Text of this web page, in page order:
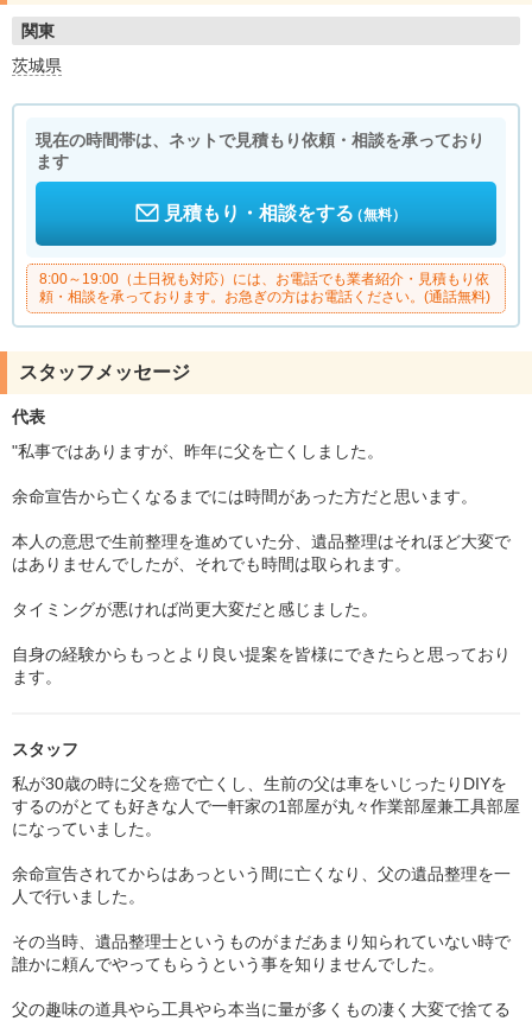
関東
茨城県
現在の時間帯は、ネットで見積もり依頼・相談を承っており
ます
見積もり・相談をする（無料）
8:00～19:00（土日祝も対応）には、お電話でも業者紹介・見積もり依
頼・相談を承っております。お急ぎの方はお電話ください。(通話無料)
スタッフメッセージ
代表
"私事ではありますが、昨年に父を亡くしました。
余命宣告から亡くなるまでには時間があった方だと思います。
本人の意思で生前整理を進めていた分、遺品整理はそれほど大変で
はありませんでしたが、それでも時間は取られます。
タイミングが悪ければ尚更大変だと感じました。
自身の経験からもっとより良い提案を皆様にできたらと思っており
ます。
スタッフ
私が30歳の時に父を癌で亡くし、生前の父は車をいじったりDIYを
するのがとても好きな人で一軒家の1部屋が丸々作業部屋兼工具部屋
になっていました。
余命宣告されてからはあっという間に亡くなり、父の遺品整理を一
人で行いました。
その当時、遺品整理士というものがまだあまり知られていない時で
誰かに頼んでやってもらうという事を知りませんでした。
父の趣味の道具やら工具やら本当に量が多くもの凄く大変で捨てる